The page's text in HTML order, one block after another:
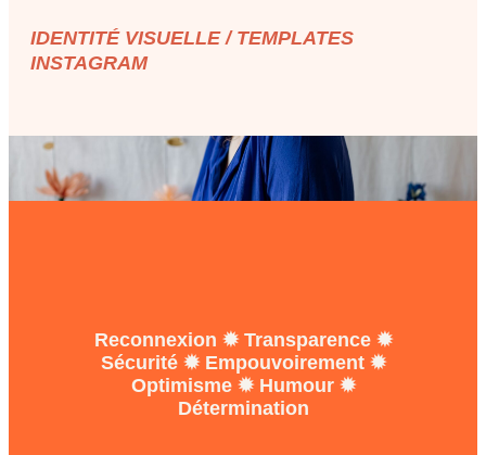
IDENTITÉ VISUELLE / TEMPLATES
INSTAGRAM
Reconnexion ✹ Transparence ✹
Sécurité ✹ Empouvoirement ✹
Optimisme ✹ Humour ✹
Détermination